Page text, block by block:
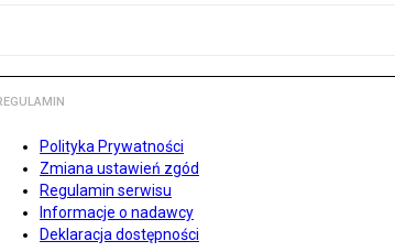
Polityka Prywatności
Zmiana ustawień zgód
Regulamin serwisu
Informacje o nadawcy
Deklaracja dostępności